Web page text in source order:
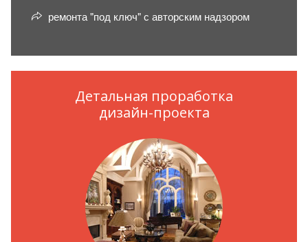
ремонта "под ключ" с авторским надзором
Детальная проработка
дизайн-проекта